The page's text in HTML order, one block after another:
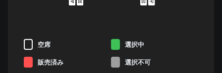
空席 選択中
販売済み 選択不可